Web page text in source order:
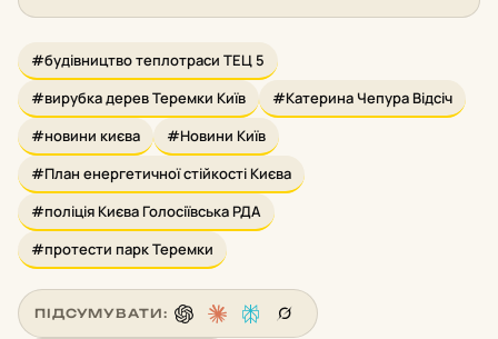
#будівництво теплотраси ТЕЦ 5
#вирубка дерев Теремки Київ
#Катерина Чепура Відсіч
#новини києва
#Новини Київ
#План енергетичної стійкості Києва
#поліція Києва Голосіївська РДА
#протести парк Теремки
ПІДСУМУВАТИ: